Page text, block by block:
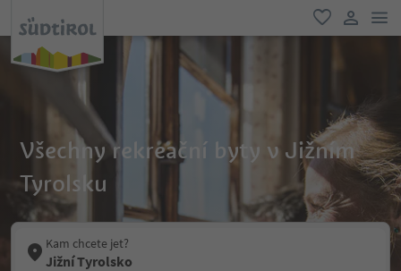
oblíbené
Všechny rekreační byty v Jižním
Tyrolsku
Kam chcete jet?
Jižní Tyrolsko